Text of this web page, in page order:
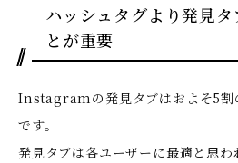
ハッシュタグより発見
とが重要
Instagramの発見タブはおよそ5割
です。
発見タブは各ユーザーに最適と思